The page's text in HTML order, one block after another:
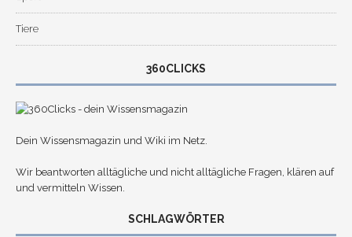
Tiere
360CLICKS
Dein Wissensmagazin und Wiki im Netz.
Wir beantworten alltägliche und nicht alltägliche Fragen, klären auf
und vermitteln Wissen.
SCHLAGWÖRTER